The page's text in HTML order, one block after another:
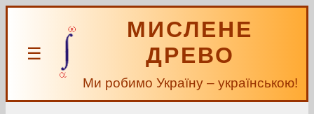
☰
МИСЛЕНЕ
ДРЕВО
Ми робимо Україну – українською!